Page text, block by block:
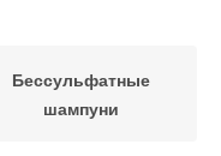
Бессульфатные
шампуни